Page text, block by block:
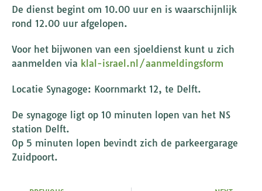
De dienst begint om 10.00 uur en is waarschijnlijk
rond 12.00 uur afgelopen.
Voor het bijwonen van een sjoeldienst kunt u zich
aanmelden via klal-israel.nl/aanmeldingsform
Locatie Synagoge: Koornmarkt 12, te Delft.
De synagoge ligt op 10 minuten lopen van het NS
station Delft.
Op 5 minuten lopen bevindt zich de parkeergarage
Zuidpoort.